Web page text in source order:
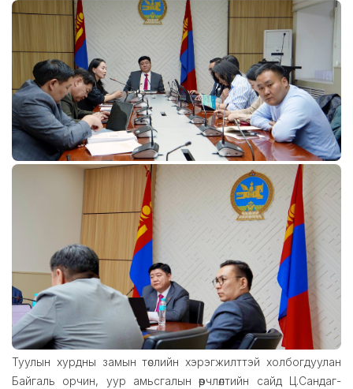
Туулын хурдны замын төслийн хэрэгжилттэй холбогдуулан
Байгаль орчин, уур амьсгалын өөрчлөлтийн сайд Ц.Сандаг-